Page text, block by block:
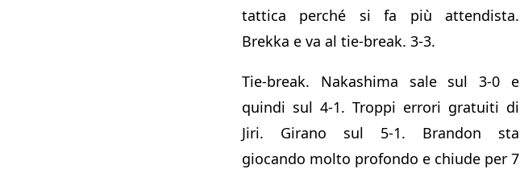
tattica perché si fa più attendista.
Brekka e va al tie-break. 3-3.
Tie-break. Nakashima sale sul 3-0 e
quindi sul 4-1. Troppi errori gratuiti di
Jiri. Girano sul 5-1. Brandon sta
giocando molto profondo e chiude per 7